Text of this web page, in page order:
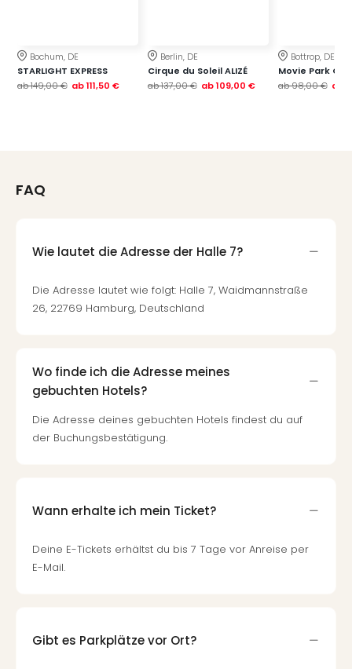
Bochum, DE
STARLIGHT EXPRESS
ab149,00 € ab111,50 €
Berlin, DE
Cirque du Soleil ALIZÉ
ab137,00 € ab109,00 €
Bottrop, DE
Movie Park
ab98,00 € ab
FAQ
Wie lautet die Adresse der Halle 7?
Die Adresse lautet wie folgt: Halle 7, Waidmannstraße
26, 22769 Hamburg, Deutschland
Wo finde ich die Adresse meines
gebuchten Hotels?
Die Adresse deines gebuchten Hotels findest du auf
der Buchungsbestätigung.
Wann erhalte ich mein Ticket?
Deine E-Tickets erhältst du bis 7 Tage vor Anreise per
E-Mail.
Gibt es Parkplätze vor Ort?